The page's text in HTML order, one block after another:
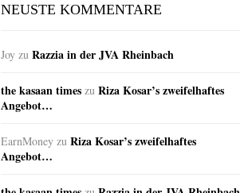
NEUSTE KOMMENTARE
Joy zu Razzia in der JVA Rheinbach
the kasaan times zu Riza Kosar’s zweifelhaftes
Angebot…
EarnMoney zu Riza Kosar’s zweifelhaftes
Angebot…